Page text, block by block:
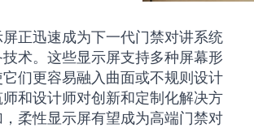
正迅速成为下一代门禁对讲系统
术。这些显示屏支持多种屏幕形
们更容易融入曲面或不规则设计
和设计师对创新和定制化解决方
柔性显示屏有望成为高端门禁对